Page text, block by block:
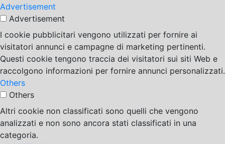
Advertisement
Advertisement
I cookie pubblicitari vengono utilizzati per fornire ai
visitatori annunci e campagne di marketing pertinenti.
Questi cookie tengono traccia dei visitatori sui siti Web e
raccolgono informazioni per fornire annunci personalizzati.
Others
Others
Altri cookie non classificati sono quelli che vengono
analizzati e non sono ancora stati classificati in una
categoria.